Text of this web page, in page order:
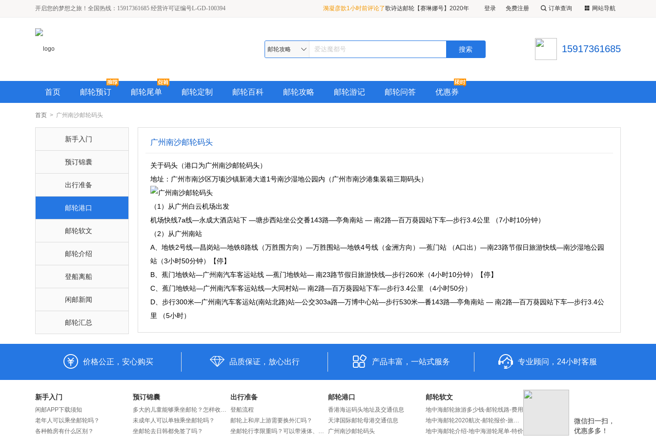
开启您的梦想之旅！全国热线：15917361685 经营许可证编号L-GD-100394 登录 免费注册 订单查询 网站导航
漪凝彦歆1小时前评论了歌诗达邮轮【赛琳娜号】2020年
旅游
1月19日从广州出发到越南芽庄岘港 6天5晚特价游轮旅
行
三元桥1小时前评论了【春节航线】皇家加勒比游轮【海
洋光谱号】2020年07月21日/08月10日从上海出发到日
邮轮攻略 15917361685
首页 邮轮预订 邮轮尾单 邮轮定制 邮轮百科 邮轮攻略 邮轮游记 邮轮问答 优惠券
首页 > 广州南沙邮轮码头
新手入门
预订锦囊
出行准备
邮轮港口
邮轮软文
邮轮介绍
登船离船
闲邮新闻
邮轮汇总
广州南沙邮轮码头
关于码头（港口为广州南沙邮轮码头）
地址：广州市南沙区万顷沙镇新港大道1号南沙湿地公园内（广州市南沙港集装箱三期码头）
（1）从广州白云机场出发
机场快线7a线—永成大酒店站下 —塘步西站坐公交番143路—亭角南站 — 南2路—百万葵园站下车—步行3.4公里 （7小时10分钟）
（2）从广州南站
A、地铁2号线—昌岗站—地铁8路线（万胜围方向）—万胜围站—地铁4号线（金洲方向）—蕉门站 （A口出）—南23路节假日旅游快线—南沙湿地公园
站（3小时50分钟）【停】
B、蕉门地铁站—广州南汽车客运站线 —蕉门地铁站— 南23路节假日旅游快线—步行260米（4小时10分钟）【停】
C、蕉门地铁站—广州南汽车客运站线—大同村站— 南2路—百万葵园站下车—步行3.4公里 （4小时50分）
D、步行300米—广州南汽车客运站(南站北路)站—公交303a路—万博中心站—步行530米—番143路—亭角南站 — 南2路—百万葵园站下车—步行3.4公
里 （5小时）
价格公正，安心购买 品质保证，放心出行 产品丰富，一站式服务 专业顾问，24小时客服
新手入门
闲邮APP下载须知
老年人可以乘坐邮轮吗？
各种舱房有什么区别？
预订锦囊
多大的儿童能够乘坐邮轮？怎样收费？
未成年人可以单独乘坐邮轮吗？
坐邮轮去日韩都免签了吗？
出行准备
登船流程
邮轮上和岸上游需要换外汇吗？
坐邮轮行李限重吗？可以带液体、充电宝吗？
邮轮港口
香港海运码头地址及交通信息
天津国际邮轮母港交通信息
广州南沙邮轮码头
邮轮软文
地中海邮轮旅游多少钱-邮轮线路-费用
地中海邮轮2020航次-邮轮报价-旅游攻略
地中海邮轮介绍-地中海游轮尾单-特价
微信扫一扫，
优惠多多！